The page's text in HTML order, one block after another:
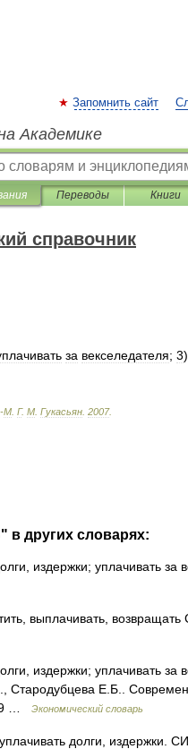
Запомнить сайт
Академике
Переводы Книги
справочник
за векселедателя; 3)
-М Г. М Гукасьян 2007.
других словарях:
издержки; уплачивать за
выплачивать, возвращать
издержки; уплачивать за
Стародубцева Е.Б..
…
Экономический словарь
долги, издержки.